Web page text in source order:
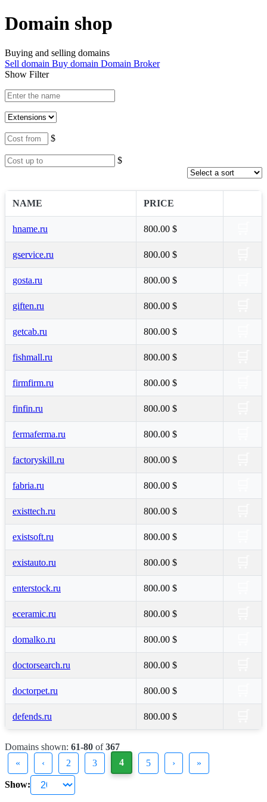
Domain shop
Buying and selling domains
Sell domain Buy domain Domain Broker
Show Filter
$
$
NAME PRICE
hname.ru 800.00 $
gservice.ru 800.00 $
gosta.ru 800.00 $
giften.ru 800.00 $
getcab.ru 800.00 $
fishmall.ru 800.00 $
firmfirm.ru 800.00 $
finfin.ru 800.00 $
fermaferma.ru 800.00 $
factoryskill.ru 800.00 $
fabria.ru 800.00 $
existtech.ru 800.00 $
existsoft.ru 800.00 $
existauto.ru 800.00 $
enterstock.ru 800.00 $
eceramic.ru 800.00 $
domalko.ru 800.00 $
doctorsearch.ru 800.00 $
doctorpet.ru 800.00 $
defends.ru 800.00 $
Domains shown: 61-80 of367
«
‹ 2 3 4 5 › »
Show: